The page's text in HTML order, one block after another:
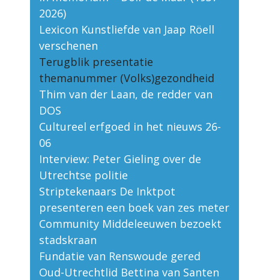
2026)
Lexicon Kunstliefde van Jaap Röell
verschenen
Terugblik presentatie
themanummer (Volks)gezondheid
Thim van der Laan, de redder van
DOS
Cultureel erfgoed in het nieuws 26-
06
Interview: Peter Gieling over de
Utrechtse politie
Striptekenaars De Inktpot
presenteren een boek van zes meter
Community Middeleeuwen bezoekt
stadskraan
Fundatie van Renswoude gered
Oud-Utrechtlid Bettina van Santen